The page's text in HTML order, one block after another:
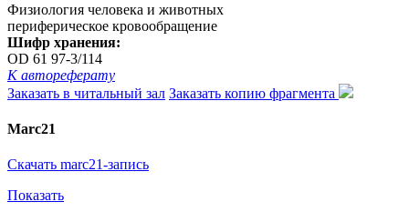
Физиология человека и животных
периферическое кровообращение
Шифр хранения:
OD 61 97-3/114
К автореферату
Заказать в читальный зал Заказать копию фрагмента
Marc21
Скачать marc21-запись
Показать